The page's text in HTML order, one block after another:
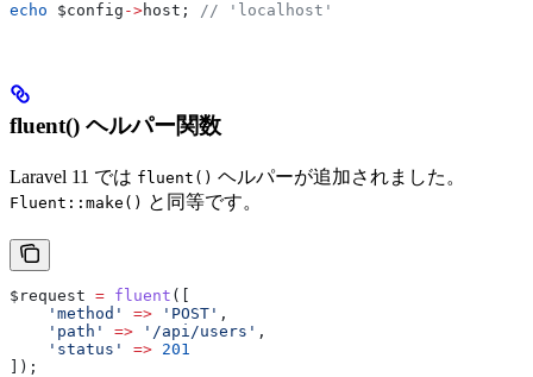
echo $config ->host ; // 'localhost'
fluent() ヘルパー関数
Laravel 11 では fluent() ヘルパーが追加されました。
Fluent::make() と同等です。
$request = fluent ([
    'method'
=> 'POST' ,
    'path'
=> '/api/users' ,
    'status'
=> 201
]);